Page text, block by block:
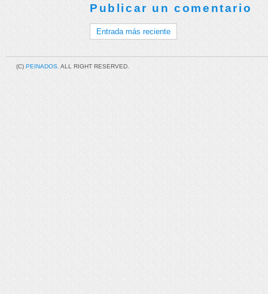
Publicar un comentario
Entrada más reciente
(C) PEINADOS . ALL RIGHT RESERVED.